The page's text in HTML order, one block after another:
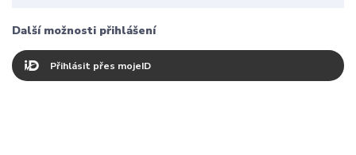
Další možnosti přihlášení
Přihlásit přes mojeID